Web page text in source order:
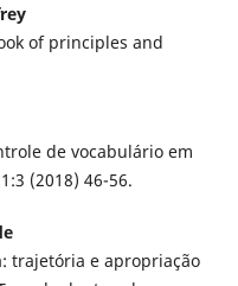
of principles and
de vocabulário em
(2018) 46-56.
trajetória e apropriação